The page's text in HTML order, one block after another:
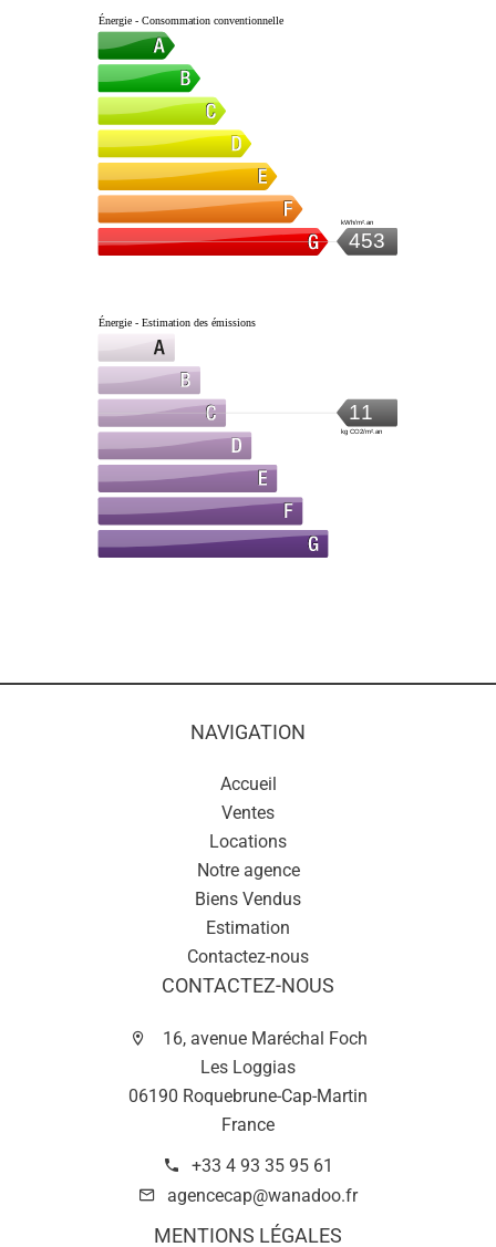
Énergie - Consommation conventionnelle
453
kWh/m².an
Énergie - Estimation des émissions
11
kg CO2/m².an
NAVIGATION
Accueil
Ventes
Locations
Notre agence
Biens Vendus
Estimation
Contactez-nous
CONTACTEZ-NOUS
16, avenue Maréchal Foch
Les Loggias
06190 Roquebrune-Cap-Martin
France
+33 4 93 35 95 61
agencecap@wanadoo.fr
MENTIONS LÉGALES